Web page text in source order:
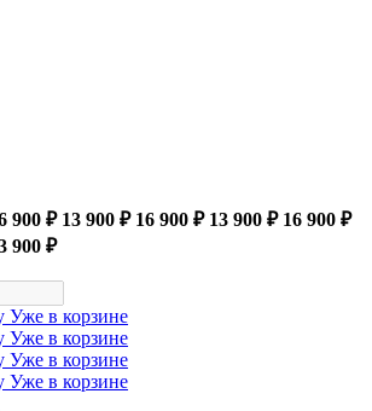
900 ₽ 13 900 ₽ 16 900 ₽ 13 900 ₽ 16 900 ₽
900 ₽
Уже в корзине
Уже в корзине
Уже в корзине
Уже в корзине